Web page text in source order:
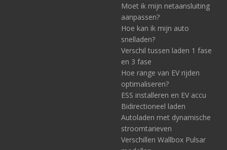
Moet ik mijn netaansluiting
aanpassen?
Hoe kan ik mijn auto
snelladen?
Verschil tussen laden 1 fase
en 3 fase
Hoe range van EV rijden
optimaliseren?
ESS installeren en EV accu
Bidirectioneel laden
Autoladen met dynamische
stroomtarieven
Verschillen Wallbox Pulsar